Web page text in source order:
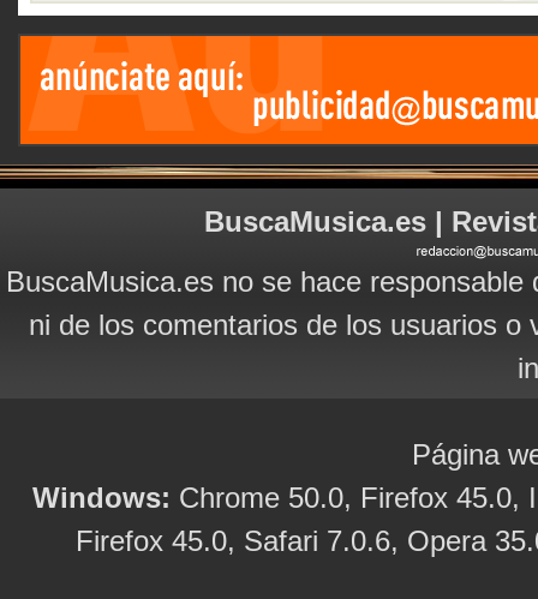
BuscaMusica.es |
BuscaMusica.es no se hace
ni de los comentarios de los usuarios
Página
Windows: Chrome 50.0, Firefox 45.0,
Firefox 45.0, Safari 7.0.6, Opera